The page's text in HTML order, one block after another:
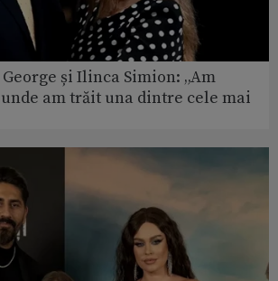
și Ilinca Simion: „Am
am trăit una dintre cele mai